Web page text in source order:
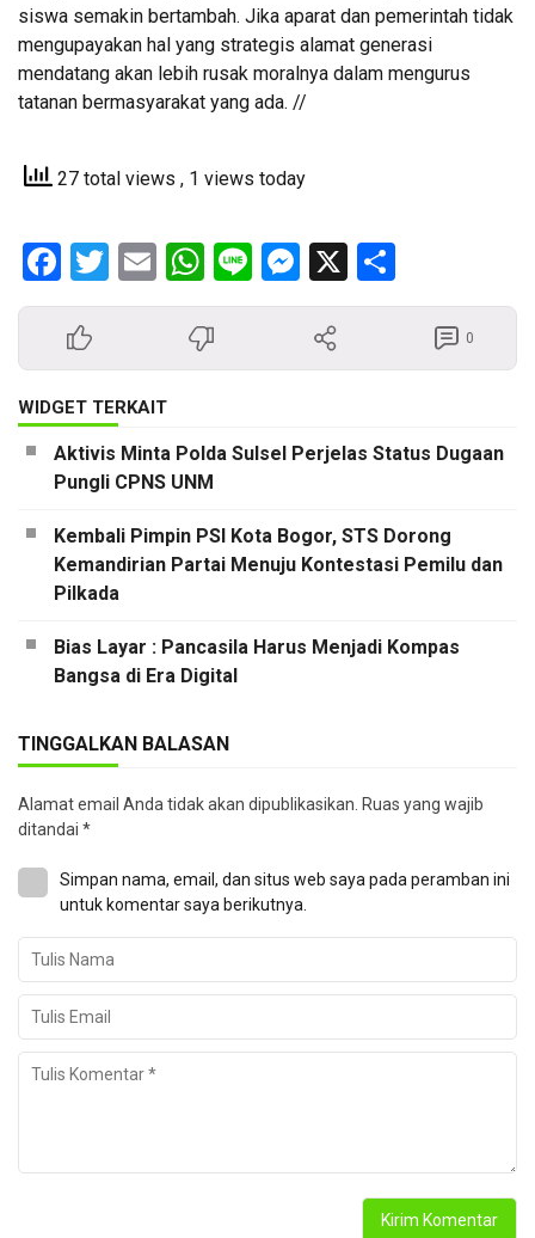
siswa semakin bertambah. Jika aparat dan pemerintah tidak
mengupayakan hal yang strategis alamat generasi
mendatang akan lebih rusak moralnya dalam mengurus
tatanan bermasyarakat yang ada. //
27 total views , 1 views today
Facebook
Twitter
EmailWhatsApp
LineMessenger
X
0
WIDGET TERKAIT
Aktivis Minta Polda Sulsel Perjelas Status Dugaan
Pungli CPNS UNM
Kembali Pimpin PSI Kota Bogor, STS Dorong
Kemandirian Partai Menuju Kontestasi Pemilu dan
Pilkada
Bias Layar : Pancasila Harus Menjadi Kompas
Bangsa di Era Digital
TINGGALKAN BALASAN
Alamat email Anda tidak akan dipublikasikan. Ruas yang wajib
ditandai *
Simpan nama, email, dan situs web saya pada peramban ini
untuk komentar saya berikutnya.